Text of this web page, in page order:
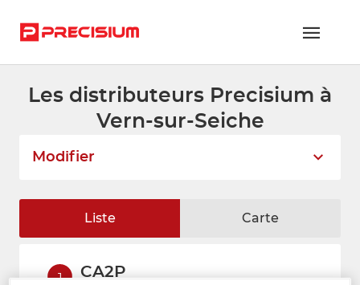
RÉSEAU PRECISIUM
NOUS REJOINDRE
CONTACTEZ-NOUS
Les distributeurs Precisium à
Vern-sur-Seiche
Modifier
Liste Carte
1 CA2P